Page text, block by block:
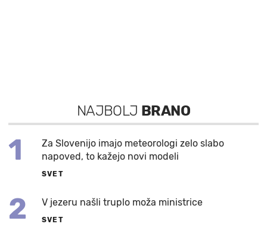
NAJBOLJ BRANO
1
Za Slovenijo imajo meteorologi zelo slabo
napoved, to kažejo novi modeli
SVET
2 V jezeru našli truplo moža ministrice
SVET